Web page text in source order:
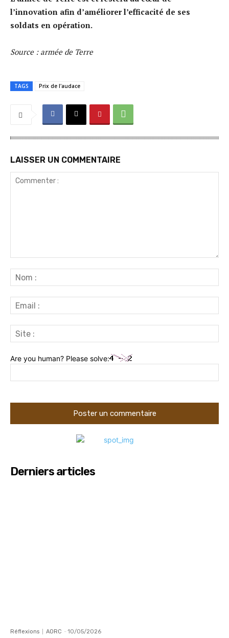
l’innovation afin d’améliorer l’efficacité de ses
soldats en opération.
Source : armée de Terre
TAGS Prix de l'audace
LAISSER UN COMMENTAIRE
:
:
:
Are you human? Please solve:
Derniers articles
Réflexions AORC - 10/05/2026